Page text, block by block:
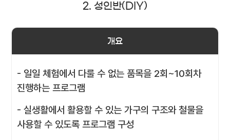
2. 성인반(DIY)
개요
- 일일 체험에서 다룰 수 없는 품목을 2회~10회차
진행하는 프로그램
- 실생활에서 활용할 수 있는 가구의 구조와 철물을
사용할 수 있도록 프로그램 구성